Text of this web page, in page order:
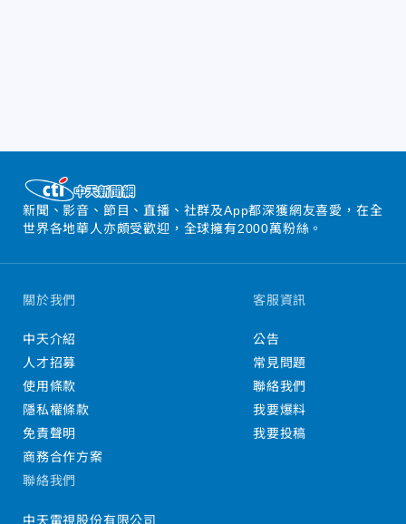
新聞、影音、節目、直播、社群及App都深獲網友喜愛，在全
世界各地華人亦頗受歡迎，全球擁有2000萬粉絲。
關於我們
中天介紹
人才招募
使用條款
隱私權條款
免責聲明
商務合作方案
客服資訊
公告
常見問題
聯絡我們
我要爆料
我要投稿
聯絡我們
中天電視股份有限公司